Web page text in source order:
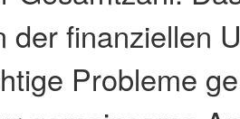
der finanziellen
Probleme